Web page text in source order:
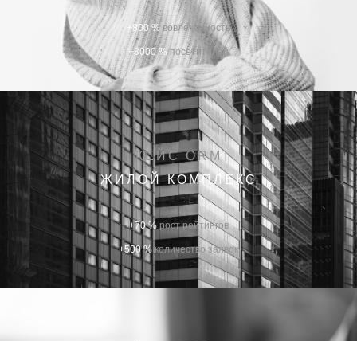
+800 %вовлеченность
+3000 %посетителей
КЕЙС ORM
ЖИЛОЙ КОМПЛЕКС
+70 % рост рейтингов
+500 % количество заявок